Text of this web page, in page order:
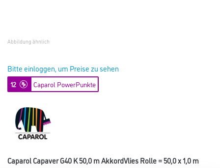
Abbildung ähnlich
Bitte einloggen, um Preise zu sehen
12 Caparol PowerPunkte
Caparol Capaver G40 K 50,0 m AkkordVlies Rolle = 50,0 x 1,0 m